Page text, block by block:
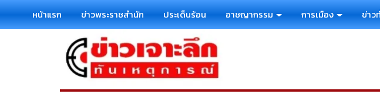
หน้าแรก ข่าวพระราชสำนัก ประเด็นร้อน อาชญากรรม การเมือง ข่าว